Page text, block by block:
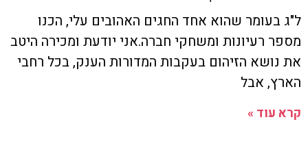
ל"ג בעומר שהוא אחד החגים האהובים עלי, הכנו
מספר רעיונות ומשחקי חברה.אני יודעת ומכירה היטב
את נושא הזיהום בעקבות המדורות הענק, בכל רחבי
הארץ, אבל
קרא עוד »